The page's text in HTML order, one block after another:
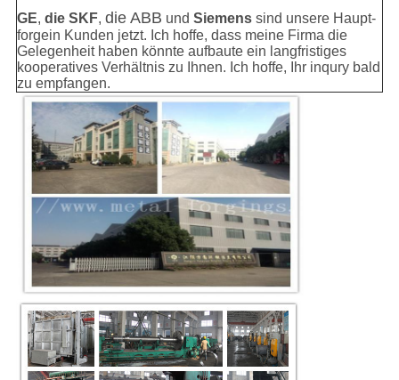
GE, die SKF, die ABB und Siemenssind unsere Haupt-
forgein Kunden jetzt. Ich hoffe, dass meine Firma die
Gelegenheit haben könnte aufbaute ein langfristiges
kooperatives Verhältnis zu Ihnen. Ich hoffe, Ihr inqury bald
zu empfangen.